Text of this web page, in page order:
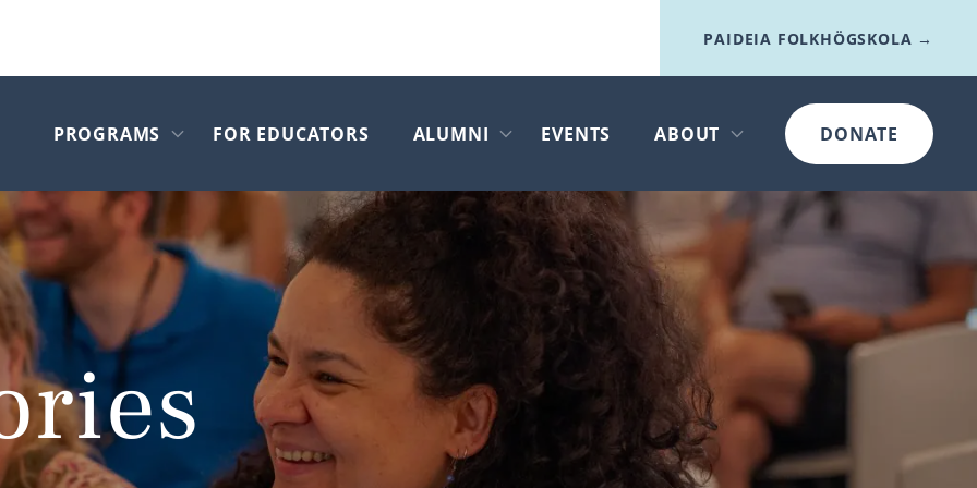
PAIDEIA FOLKHÖGSKOLA →
Skip to main content
PROGRAMS Open submenu
FOR EDUCATORS ALUMNI Open submenu
EVENTS ABOUT Open submenu
DONATE